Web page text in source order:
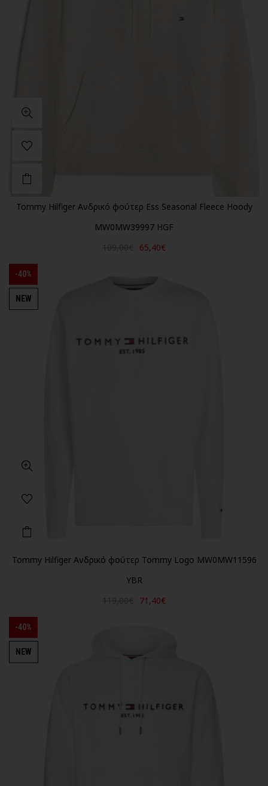
Tommy Hilfiger Ανδρικό φούτερ Ess Seasonal Fleece Hoody
MW0MW39997 HGF
65,40€
-40%
NEW
Tommy Hilfiger Ανδρικό φούτερ Tommy Logo MW0MW11596
YBR
71,40€
-40%
NEW